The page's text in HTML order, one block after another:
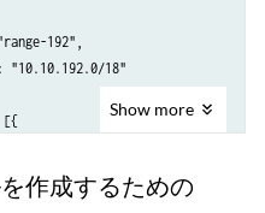
Show more
作成するための